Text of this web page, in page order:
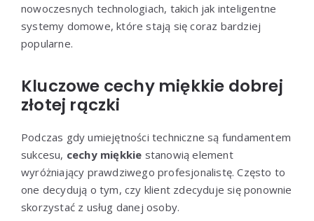
nowoczesnych technologiach, takich jak inteligentne
systemy domowe, które stają się coraz bardziej
popularne.
Kluczowe cechy miękkie dobrej
złotej rączki
Podczas gdy umiejętności techniczne są fundamentem
sukcesu, cechy miękkie stanowią element
wyróżniający prawdziwego profesjonalistę. Często to
one decydują o tym, czy klient zdecyduje się ponownie
skorzystać z usług danej osoby.